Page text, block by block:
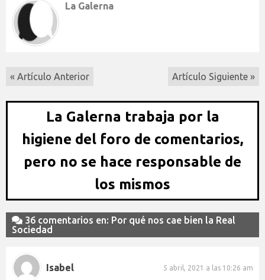
La Galerna
« Artículo Anterior Artículo Siguiente »
La Galerna trabaja por la
higiene del foro de comentarios,
pero no se hace responsable de
los mismos
36 comentarios en: Por qué nos cae bien la Real
Sociedad
Isabel 5 abril, 2021 a las 10:26 am